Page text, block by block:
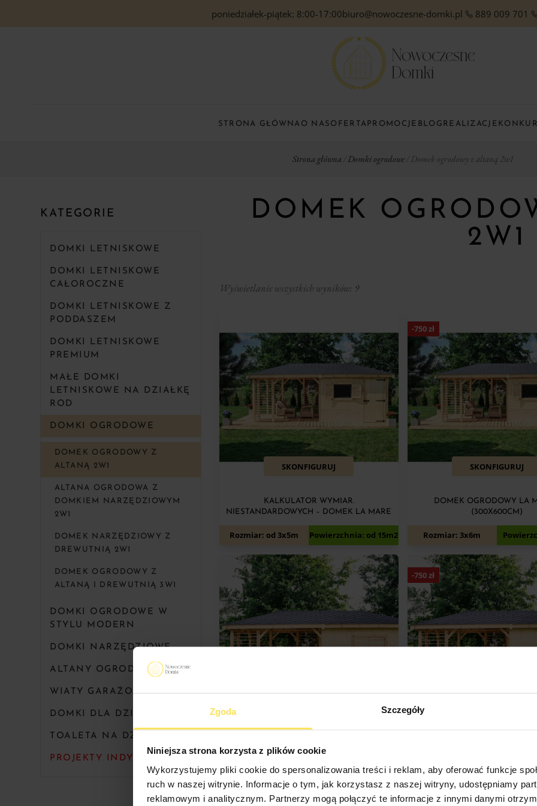
Zgoda Szczegóły
Niniejsza strona korzysta z plików cookie
Wykorzystujemy pliki cookie do spersonalizowania treści i reklam, aby oferować funkcje
ruch w naszej witrynie. Informacje o tym, jak korzystasz z naszej witryny, udostępniamy
reklamowym i analitycznym. Partnerzy mogą połączyć te informacje z innymi danymi
poniedziałek-piątek: 8:00-17:00biuro@nowoczesne-domki.pl 889 009 701
STRONA GŁÓWNA O NAS OFERTA PROMOCJE BLOG REALIZACJE
Strona główna Domki ogrodowe/ Domek ogrodowy z altaną 2w1
KATEGORIE
DOMKI LETNISKOWE
DOMKI LETNISKOWE
CAŁOROCZNE
DOMKI LETNISKOWE Z
PODDASZEM
DOMKI LETNISKOWE
PREMIUM
MAŁE DOMKI
LETNISKOWE NA DZIAŁKĘ
ROD
DOMKI OGRODOWE
DOMEK OGRODOWY Z
ALTANĄ 2W1
ALTANA OGRODOWA Z
DOMKIEM NARZĘDZIOWYM
2W1
DOMEK NARZĘDZIOWY Z
DREWUTNIĄ 2W1
DOMEK OGRODOWY Z
ALTANĄ I DREWUTNIĄ 3W1
DOMKI OGRODOWE W
STYLU MODERN
DOMKI NARZĘDZIOWE
ALTANY OGRODOWE
WIATY GARAŻOWE
DOMKI DLA DZIECI
TOALETA NA DZIAŁKĘ
PROJEKTY INDYWIDUALNE
DOMEK
2W1
Wyświetlanie wszystkich wyników: 9
SKONFIGURUJ
KALKULATOR WYMIAR.
NIESTANDARDOWYCH – DOMEK LA MARE
Rozmiar: od 3x5m Powierzchnia: od 15m2
-750zł
SKONFIGURUJ
DOMEK OGRODOWY LA
(300X600CM)
11 700zł10 950
Rozmiar: 3x6m
KALKULATOR WYMIAR.
NIESTANDARDOWYCH – DOMEK SAN
MARCO
Rozmiar: od 3x5m Powierzchnia: od 15m2
-750zł
10 950
Rozmiar: 3x6m